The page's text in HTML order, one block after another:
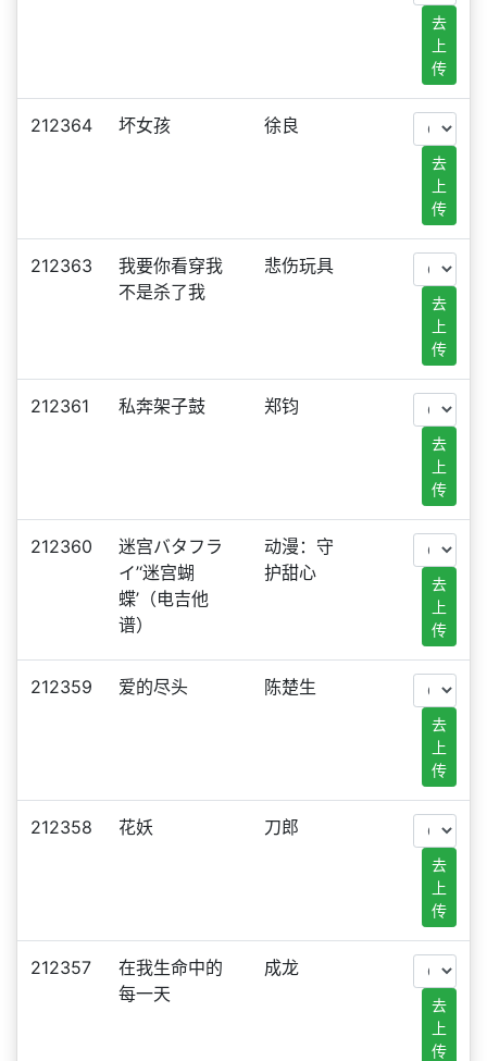
去
上
传
212364 坏女孩 徐良
去
上
传
212363
我要你看穿我
不是杀了我
悲伤玩具
去
上
传
212361 私奔架子鼓 郑钧
去
上
传
212360
迷宫バタフラ
イ’‘迷宫蝴
蝶’（电吉他
谱）
动漫：守
护甜心
去
上
传
212359 爱的尽头 陈楚生
去
上
传
212358 花妖 刀郎
去
上
传
212357
在我生命中的
每一天
成龙
去
上
传